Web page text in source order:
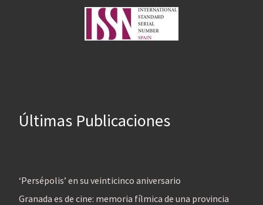
Últimas Publicaciones
‘Persépolis’ en su veinticinco aniversario
Granada es de cine: memoria fílmica de una provincia